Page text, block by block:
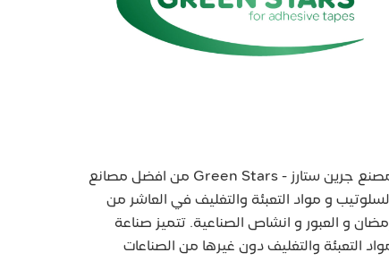
مصنع جرين ستارز - Green Stars من افضل مصانع
و مواد التعبئة والتغليف في العاشر من
و العبور و انشاص الصناعية. تتميز صناعة
التعبئة والتغليف دون غيرها من الصناعات